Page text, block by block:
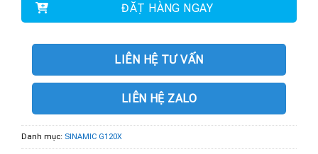
ĐẶT HÀNG NGAY
LIÊN HỆ TƯ VẤN
LIÊN HỆ ZALO
Danh mục: SINAMIC G120X